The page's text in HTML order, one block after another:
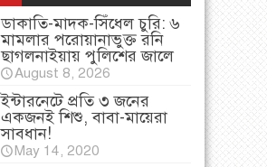
ডাকাতি-মাদক-সিঁধেল চুরি: ৬
মামলার পরোয়ানাভুক্ত রনি
ছাগলনাইয়ায় পুলিশের জালে
August 8, 2026
ইন্টারনেটে প্রতি ৩ জনের
একজনই শিশু, বাবা-মায়েরা
সাবধান!
May 14, 2020